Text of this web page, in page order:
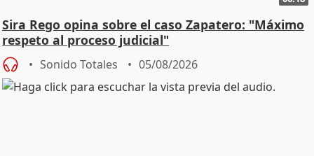
Sira Rego opina sobre el caso Zapatero: "Máximo
respeto al proceso judicial"
Sonido Totales 05/08/2026